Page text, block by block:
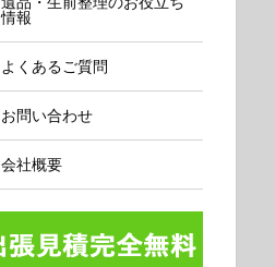
情報
よくあるご質問
お問い合わせ
会社概要